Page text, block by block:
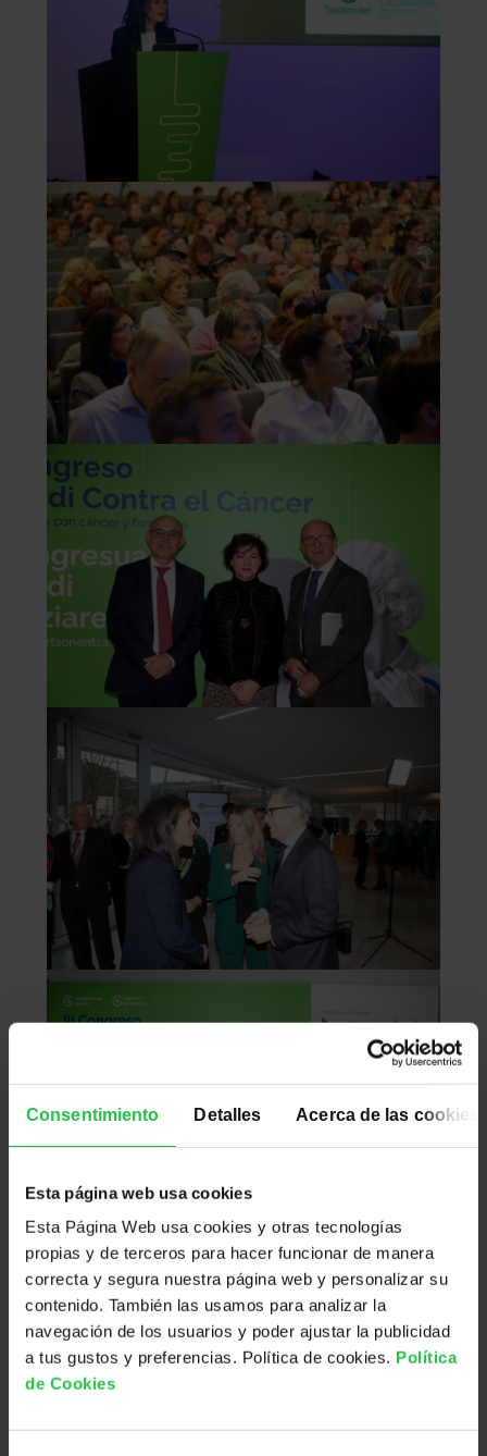
Consentimiento Detalles Acerca de las cookies
Esta página web usa cookies
Esta Página Web usa cookies y otras tecnologías
propias y de terceros para hacer funcionar de manera
correcta y segura nuestra página web y personalizar su
contenido. También las usamos para analizar la
navegación de los usuarios y poder ajustar la publicidad
a tus gustos y preferencias. Política de cookies. Política
de Cookies